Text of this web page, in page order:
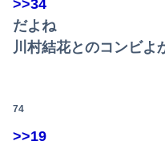
>>34
だよね
川村結花とのコンビよ
74
>>19